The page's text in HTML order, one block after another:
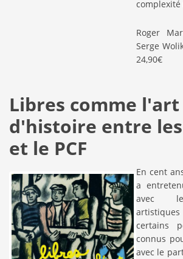
Roger
Serge
24,90€
Libres comme l'art
d'histoire entre
et le PCF
En cent
a
avec
certains
connus
avec le